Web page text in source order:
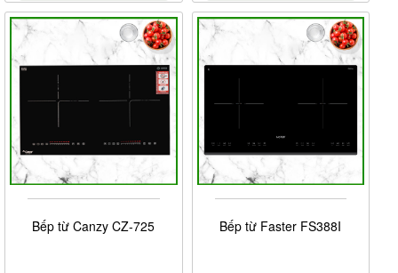
Bếp từ Canzy CZ-725 Bếp từ Faster FS388I